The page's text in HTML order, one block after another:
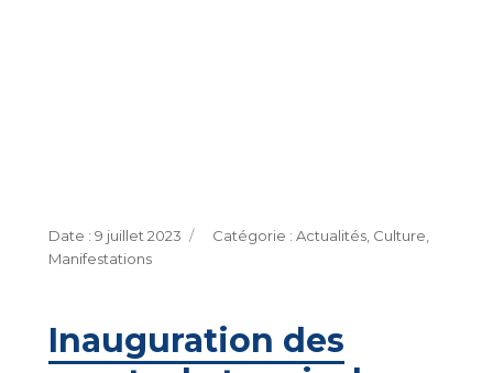
Publié
le
9 juillet 2023 Catégories
Actualités, Culture,
Manifestations
Inauguration des